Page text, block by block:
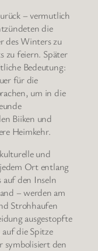
– vermutlich
die
des Winters zu
zu feiern. Später
Bedeutung:
für die
um in die
Biiken und
Heimkehr.
und
Ort entlang
auf den Inseln
– werden am
Strohhaufen
ausgestopfte
die Spitze
symbolisiert den